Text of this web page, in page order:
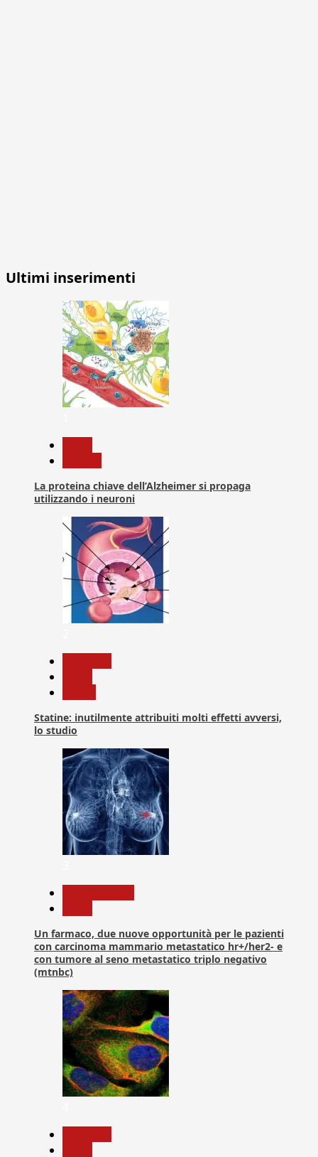
Ultimi inserimenti
La proteina chiave dell’Alzheimer si propaga
utilizzando i neuroni
Statine: inutilmente attribuiti molti effetti avversi,
lo studio
Un farmaco, due nuove opportunità per le pazienti
con carcinoma mammario metastatico hr+/her2- e
con tumore al seno metastatico triplo negativo
(mtnbc)